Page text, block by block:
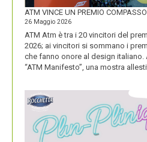
FORTE
ATM VINCE UN PREMIO COMPASSO
26 Maggio 2026
ATM Atm è tra i 20 vincitori del
2026; ai vincitori si sommano i
che fanno onore al design italiano.
“ATM Manifesto”, una mostra